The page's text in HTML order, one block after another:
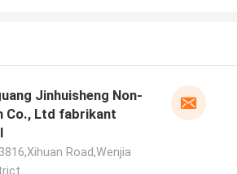
Jinhuisheng Non-
Co., Ltd fabrikant
Road,Wenjia